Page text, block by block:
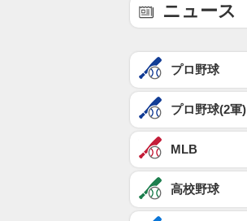
ニュース
プロ野球
プロ野球(2軍)
MLB
高校野球